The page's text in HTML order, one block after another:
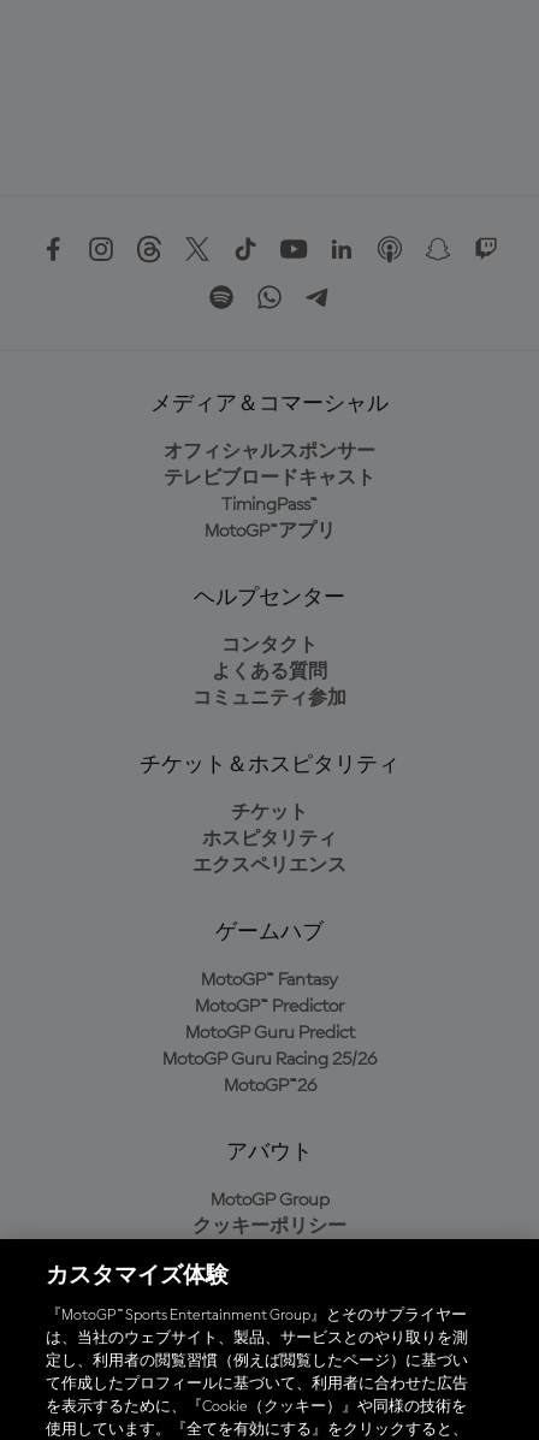
メディア＆コマーシャル
オフィシャルスポンサー
テレビブロードキャスト
TimingPass™
MotoGP™アプリ
ヘルプセンター
コンタクト
よくある質問
コミュニティ参加
チケット＆ホスピタリティ
チケット
ホスピタリティ
エクスペリエンス
ゲームハブ
MotoGP™ Fantasy
MotoGP™ Predictor
MotoGP Guru Predict
MotoGP Guru Racing 25/26
MotoGP™26
アバウト
MotoGP Group
クッキーポリシー
プライバシーポリシー
購入ポリシー
オフィシャルアプリ
カスタマイズ体験
『MotoGP™ Sports Entertainment Group』とそのサプライヤー
は、当社のウェブサイト、製品、サービスとのやり取りを測
定し、利用者の閲覧習慣（例えば閲覧したページ）に基づい
て作成したプロフィールに基づいて、利用者に合わせた広告
を表示するために、『Cookie（クッキー）』や同様の技術を
使用しています。『全てを有効にする』をクリックすると、